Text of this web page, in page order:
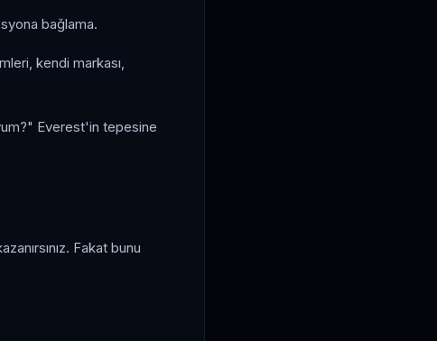
bağlama.
kendi markası,
Everest'in tepesine
Fakat bunu